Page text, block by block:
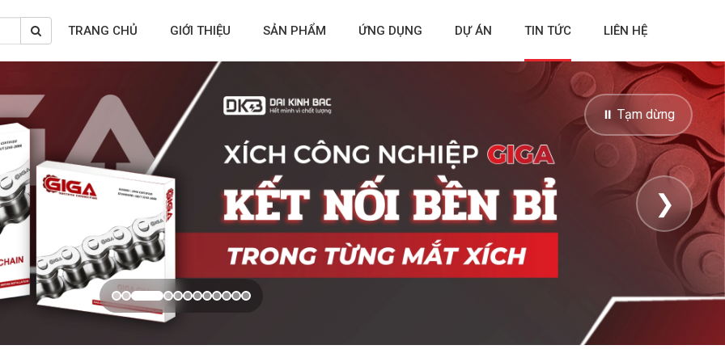
TRANG CHỦ GIỚI THIỆU SẢN PHẨM ỨNG DỤNG DỰ ÁN TIN TỨC LIÊN HỆ
❯
⏸ Tạm dừng